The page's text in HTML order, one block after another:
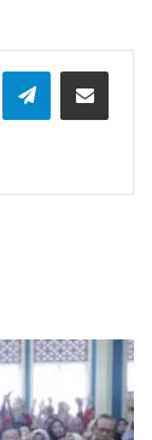
TelegramBagikan melalui Email